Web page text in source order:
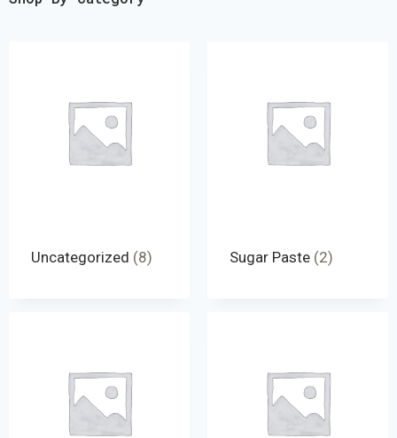
Uncategorized (8) Sugar Paste (2)